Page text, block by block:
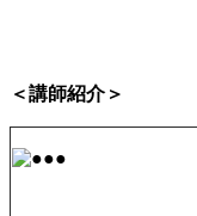
＜講師紹介＞